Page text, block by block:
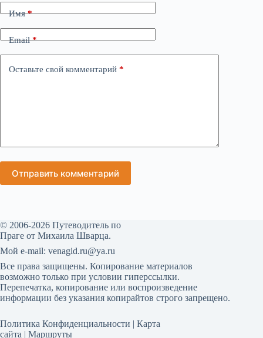
Имя*
Email*
Оставьте свой комментарий *
Отправить комментарий
© 2006-2026 Путеводитель по
Праге от Михаила Шварца.
Мой е-mail: venagid.ru@ya.ru
Все права защищены. Копирование материалов
возможно только при условии гиперссылки.
Перепечатка, копирование или воспроизведение
информации без указания копирайтов строго запрещено.
Политика Конфиденциальности | Карта
сайта | Маршруты